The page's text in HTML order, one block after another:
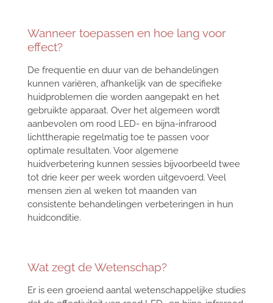
Wanneer toepassen en hoe lang voor
effect?
De frequentie en duur van de behandelingen
kunnen variëren, afhankelijk van de specifieke
huidproblemen die worden aangepakt en het
gebruikte apparaat. Over het algemeen wordt
aanbevolen om rood LED- en bijna-infrarood
lichttherapie regelmatig toe te passen voor
optimale resultaten. Voor algemene
huidverbetering kunnen sessies bijvoorbeeld twee
tot drie keer per week worden uitgevoerd. Veel
mensen zien al weken tot maanden van
consistente behandelingen verbeteringen in hun
huidconditie.
Wat zegt de Wetenschap?
Er is een groeiend aantal wetenschappelijke studies